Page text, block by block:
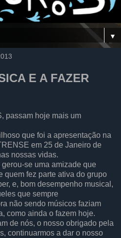
▼
E A FAZER
passam hoje mais um
que foi a apresentação na
em 25 de Janeiro de
nossas vidas.
se uma amizade que
quem fez parte ativa do grupo
e, bom desempenho musical,
que sempre
não sendo músicos faziam
como ainda o fazem hoje.
de nós, o nosso obrigado pela
continuarmos a dar o nosso